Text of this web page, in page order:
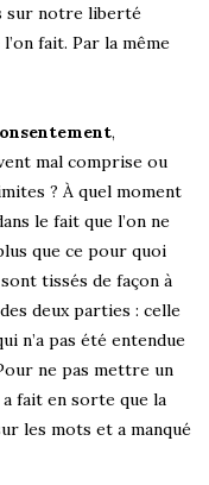
sur notre liberté
fait. Par la même
,
mal comprise ou
? À quel moment
le fait que l’on ne
que ce pour quoi
tissés de façon à
deux parties : celle
n’a pas été entendue
ne pas mettre un
fait en sorte que la
les mots et a manqué